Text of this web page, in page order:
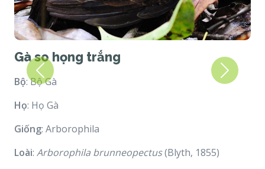
Gà so họng trắng
Bộ: Bộ Gà
Họ: Họ Gà
Giống: Arborophila
Loài: Arborophila brunneopectus(Blyth, 1855)
Previous Next